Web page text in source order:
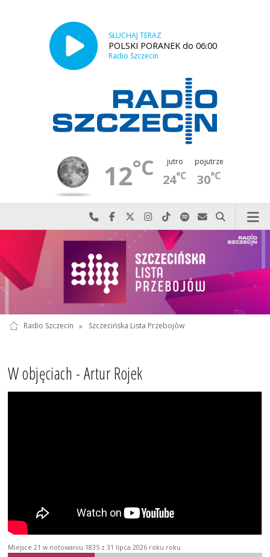
SŁUCHAJ TERAZ
POLSKI PORANEK do 06:00
Radio Szczecin
12°C jutro
24°C
pojutrze
30°C
Najlepiej po prostu do nas zadzwoń
Odwiedź nas na Facebook-u
Odwiedź nas na X
Odwiedź nas na Instagram-ie
Odwiedź nas na TikTok-u
Szukaj nas na Spotify
Wyślij do nas
Szukaj
Radio Szczecin » Szczecińska Lista Przebojów
W objęciach - Artur Rojek
Miejsce 21 w notowaniu 1835 z 31 lipca 2026 roku roku